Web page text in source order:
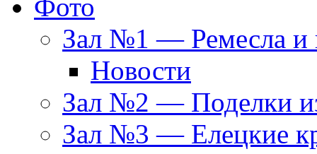
Фото
Зал №1 — Ремесла и
Новости
Зал №2 — Поделки
Зал №3 — Елецкие